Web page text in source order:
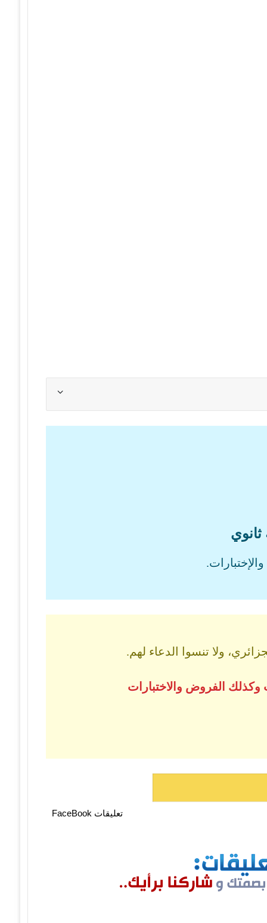
ثانوي
ولا تنسوا الدعاء لهم.
وكذلك الفروض والاختبارات
تعليقات FaceBook